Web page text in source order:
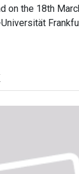
on the 18th